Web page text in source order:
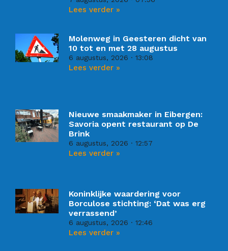
Lees verder »
Molenweg in Geesteren dicht van
10 tot en met 28 augustus
6 augustus, 2026 13:08
Lees verder »
Nieuwe smaakmaker in Eibergen:
Savoria opent restaurant op De
Brink
6 augustus, 2026 12:57
Lees verder »
Koninklijke waardering voor
Borculose stichting: ‘Dat was erg
verrassend’
6 augustus, 2026 12:46
Lees verder »